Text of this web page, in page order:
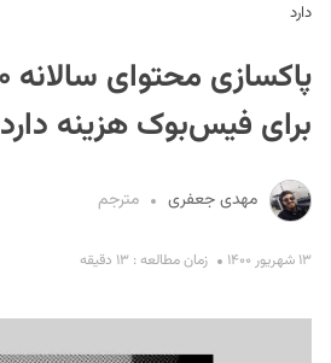
دارد
برای فیس‌بوک هزینه دارد
مهدی جعفری مترجم
۱۳ شهریور ۱۴۰۰ زمان مطالعه : ۱۳ دقیقه